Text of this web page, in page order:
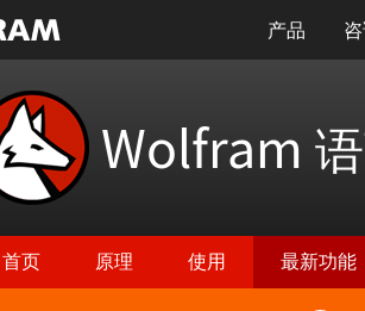
产品
Wolfram
首页 原理 使用 最新功能